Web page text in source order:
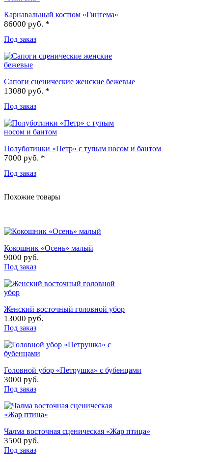
Карнавальный костюм «Гингема»
86000 руб. *
Под заказ
Сапоги сценические женские бежевые
13080 руб. *
Под заказ
Полуботинки «Петр» с тупым носом и бантом
7000 руб. *
Под заказ
Похожие товары
Кокошник «Осень» малый
9000 руб.
Под заказ
Женский восточный головной убор
13000 руб.
Под заказ
Головной убор «Петрушка» с бубенцами
3000 руб.
Под заказ
Чалма восточная сценическая «Жар птица»
3500 руб.
Под заказ